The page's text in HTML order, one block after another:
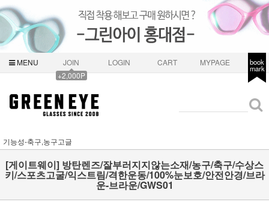
MENU
JOIN
+2,000P
LOGIN CART MYPAGE book
mark
기능성-축구,농구고글
[게이트웨이] 방탄렌즈/잘부러지지않는소재/농구/축구/수상스
키/스포츠고굴/익스트림/격한운동/100%눈보호/안전안경/브라
운-브라운/GWS01